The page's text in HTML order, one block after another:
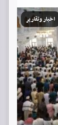
اخبار وتقارير